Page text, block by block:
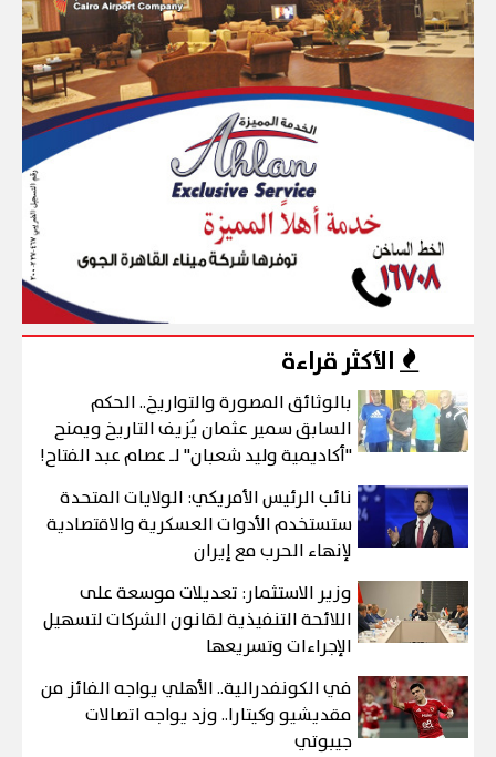
الأكثر قراءة
بالوثائق المصورة والتواريخ.. الحكم
السابق سمير عثمان يُزيف التاريخ ويمنح
"أكاديمية وليد شعبان" لـ عصام عبد الفتاح!
نائب الرئيس الأمريكي: الولايات المتحدة
ستستخدم الأدوات العسكرية والاقتصادية
لإنهاء الحرب مع إيران
وزير الاستثمار: تعديلات موسعة على
اللائحة التنفيذية لقانون الشركات لتسهيل
الإجراءات وتسريعها
في الكونفدرالية.. الأهلي يواجه الفائز من
مقديشيو وكيتارا.. وزد يواجه اتصالات
جيبوتي